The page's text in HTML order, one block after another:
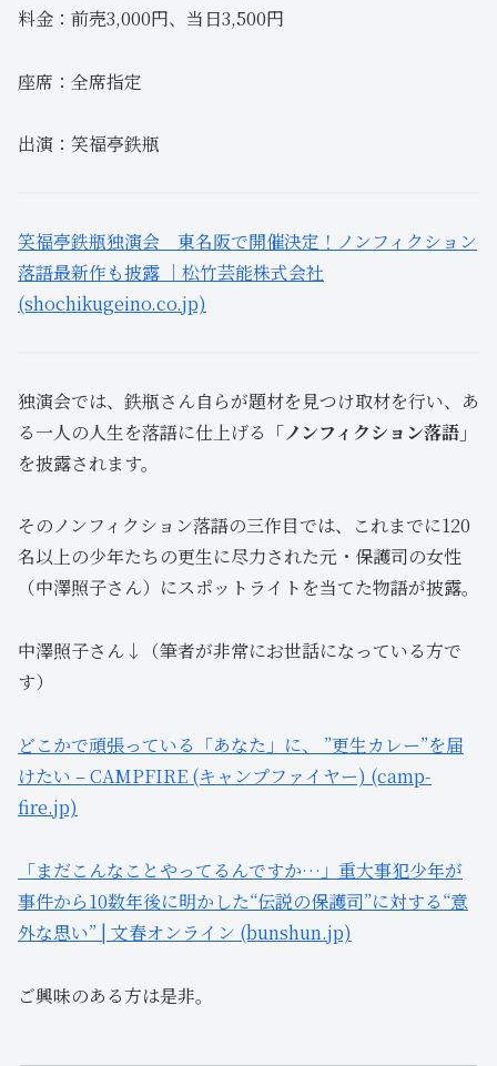
料金：前売3,000円、当日3,500円
座席：全席指定
出演：笑福亭鉄瓶
笑福亭鉄瓶独演会 東名阪で開催決定！ノンフィクション
落語最新作も披露 ｜松竹芸能株式会社
(shochikugeino.co.jp)
独演会では、鉄瓶さん自らが題材を見つけ取材を行い、あ
る一人の人生を落語に仕上げる 「ノンフィクション落語」
を披露されます。
そのノンフィクション落語の三作目では、これまでに120
名以上の少年たちの更生に尽力された元・保護司の女性
（中澤照子さん）にスポットライトを当てた物語が披露。
中澤照子さん↓（筆者が非常にお世話になっている方で
す）
どこかで頑張っている「あなた」に、 ”更生カレー”を届
けたい – CAMPFIRE (キャンプファイヤー) (camp-
fire.jp)
「まだこんなことやってるんですか…」重大事犯少年が
事件から10数年後に明かした“伝説の保護司”に対する“意
外な思い” | 文春オンライン (bunshun.jp)
ご興味のある方は是非。